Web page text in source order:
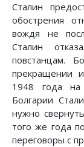
Сталин
обострения
вождя не
Сталин
повстанцам.
прекращении
1948 года
Болгарии
нужно
того же года
переговоры с